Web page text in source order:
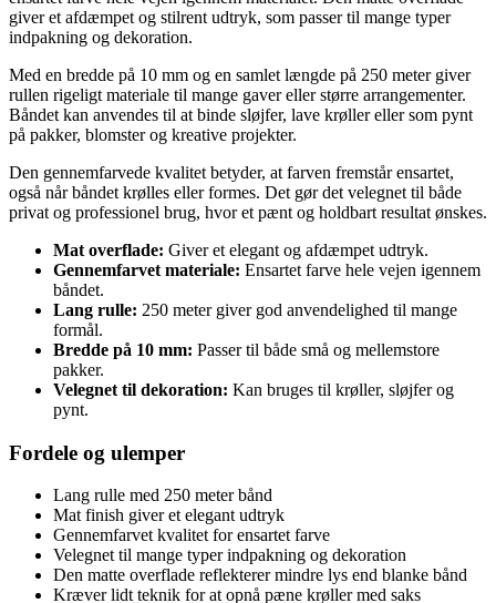
giver et afdæmpet og stilrent udtryk, som passer til mange typer
indpakning og dekoration.
Med en bredde på 10 mm og en samlet længde på 250 meter giver
rullen rigeligt materiale til mange gaver eller større arrangementer.
Båndet kan anvendes til at binde sløjfer, lave krøller eller som pynt
på pakker, blomster og kreative projekter.
Den gennemfarvede kvalitet betyder, at farven fremstår ensartet,
også når båndet krølles eller formes. Det gør det velegnet til både
privat og professionel brug, hvor et pænt og holdbart resultat ønskes.
Mat overflade: Giver et elegant og afdæmpet udtryk.
Gennemfarvet materiale: Ensartet farve hele vejen igennem
båndet.
Lang rulle: 250 meter giver god anvendelighed til mange
formål.
Bredde på 10 mm: Passer til både små og mellemstore
pakker.
Velegnet til dekoration: Kan bruges til krøller, sløjfer og
pynt.
Fordele og ulemper
Lang rulle med 250 meter bånd
Mat finish giver et elegant udtryk
Gennemfarvet kvalitet for ensartet farve
Velegnet til mange typer indpakning og dekoration
Den matte overflade reflekterer mindre lys end blanke bånd
Kræver lidt teknik for at opnå pæne krøller med saks